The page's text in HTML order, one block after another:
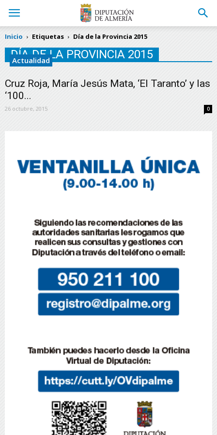
Inicio Etiquetas Día de la Provincia 2015
DÍA DE LA PROVINCIA 2015
Actualidad
Cruz Roja, María Jesús Mata, ‘El Taranto’ y las
‘100...
26 octubre, 2015 0